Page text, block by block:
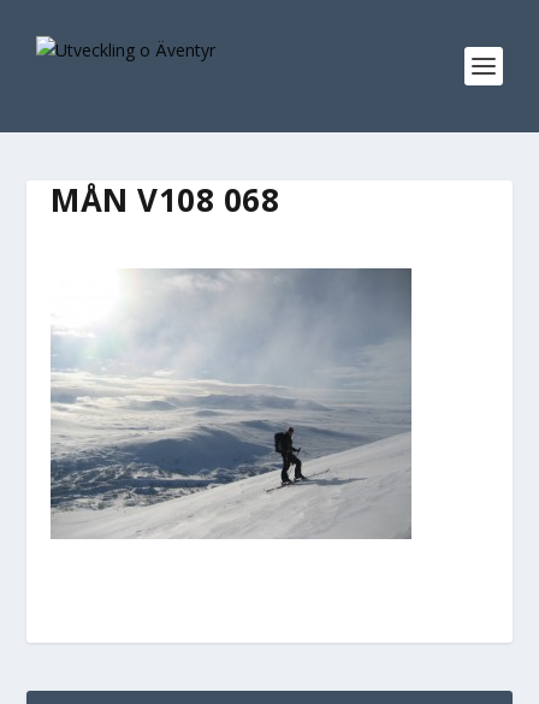
MÅN V108 068